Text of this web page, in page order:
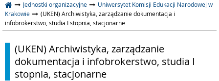
Jednostki organizacyjne
Uniwersytet Komisji Edukacji Narodowej w
Krakowie
(UKEN) Archiwistyka, zarządzanie dokumentacja i
infobrokerstwo, studia I stopnia, stacjonarne
(UKEN) Archiwistyka, zarządzanie
dokumentacja i infobrokerstwo, studia I
stopnia, stacjonarne